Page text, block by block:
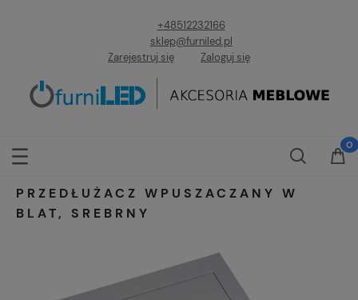
+48512232166
sklep@furniled.pl
Zarejestruj się
Zaloguj się
PRZEDŁUŻACZ WPUSZACZANY W
BLAT, SREBRNY